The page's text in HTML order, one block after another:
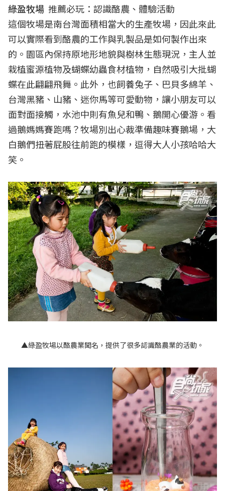
綠盈牧場 推薦必玩：認識酪農、體驗活動
這個牧場是南台灣面積相當大的生產牧場，因此來此
可以實際看到酪農的工作與乳製品是如何製作出來
的。園區內保持原地形地貌與樹林生態現況，主人並
栽植蜜源植物及蝴蝶幼蟲食材植物，自然吸引大批蝴
蝶在此翩翩飛舞。此外，也飼養兔子、巴貝多綿羊、
台灣黑豬、山豬、迷你馬等可愛動物，讓小朋友可以
面對面接觸，水池中則有魚兒和鴨、鵝開心優游。看
過鵝媽媽賽跑嗎？牧場別出心裁準備趣味賽鵝場，大
白鵝們扭著屁股往前跑的模樣，逗得大人小孩哈哈大
笑。
▲綠盈牧場以酪農業聞名，提供了很多認識酪農業的活動。